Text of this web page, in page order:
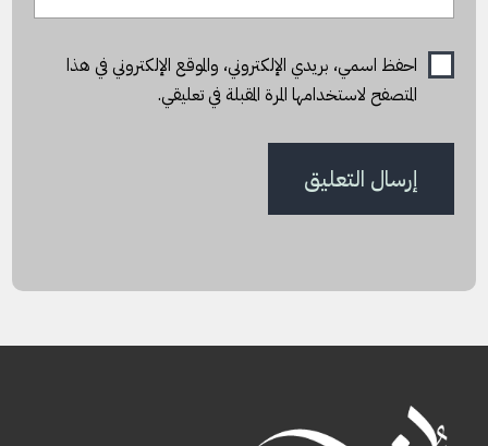
احفظ اسمي، بريدي الإلكتروني، والموقع الإلكتروني في هذا
المتصفح لاستخدامها المرة المقبلة في تعليقي.